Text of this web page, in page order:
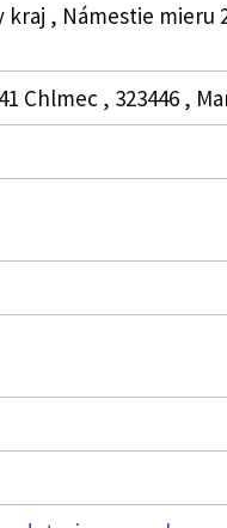
, Námestie mieru
Chlmec , 323446 ,